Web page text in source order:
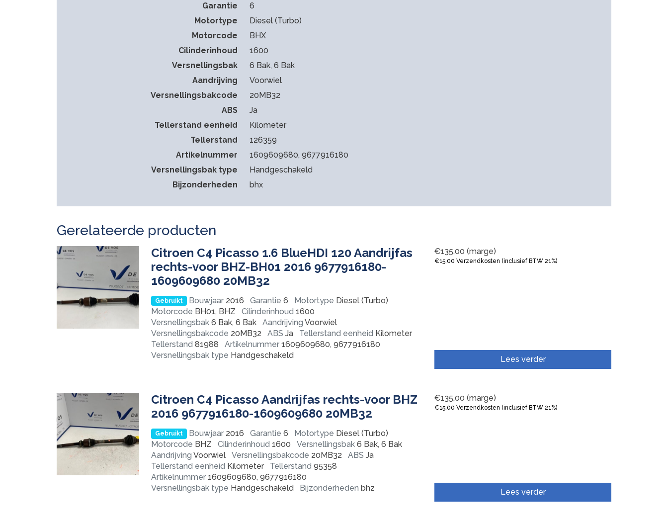
Garantie
6
Motortype
Diesel (Turbo)
Motorcode
BHX
Cilinderinhoud
1600
Versnellingsbak
6 Bak, 6 Bak
Aandrijving
Voorwiel
Versnellingsbakcode
20MB32
ABS
Ja
Tellerstand eenheid
Kilometer
Tellerstand
126359
Artikelnummer
1609609680, 9677916180
Versnellingsbak type
Handgeschakeld
Bijzonderheden
bhx
Gerelateerde producten
Citroen C4 Picasso 1.6 BlueHDI 120 Aandrijfas
rechts-voor BHZ-BH01 2016 9677916180-
1609609680 20MB32
Gebruikt Bouwjaar2016 Garantie 6 Motortype Diesel (Turbo)
Motorcode BH01, BHZ Cilinderinhoud 1600
Versnellingsbak 6 Bak, 6 Bak Aandrijving Voorwiel
Versnellingsbakcode 20MB32 ABS Ja Tellerstand eenheid Kilometer
Tellerstand 81988 Artikelnummer 1609609680, 9677916180
Versnellingsbak type Handgeschakeld
€135,00 (marge)
€15,00 Verzendkosten (inclusief BTW 21%)
Lees verder
Citroen C4 Picasso Aandrijfas rechts-voor BHZ
2016 9677916180-1609609680 20MB32
Gebruikt Bouwjaar2016 Garantie 6 Motortype Diesel (Turbo)
Motorcode BHZ Cilinderinhoud 1600 Versnellingsbak 6 Bak, 6 Bak
Aandrijving Voorwiel Versnellingsbakcode 20MB32 ABS Ja
Tellerstand eenheid Kilometer Tellerstand 95358
Artikelnummer 1609609680, 9677916180
Versnellingsbak type Handgeschakeld Bijzonderheden bhz
€135,00 (marge)
€15,00 Verzendkosten (inclusief BTW 21%)
Lees verder